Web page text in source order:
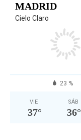
MADRID
Cielo Claro
23 %
VIE
37°
SÁB
36°